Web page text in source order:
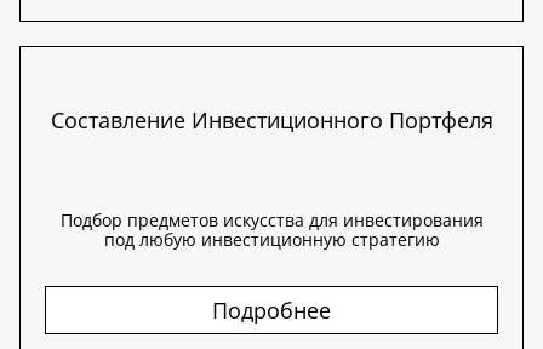
Составление Инвестиционного Портфеля
Подбор предметов искусства для инвестирования
под любую инвестиционную стратегию
Подробнее